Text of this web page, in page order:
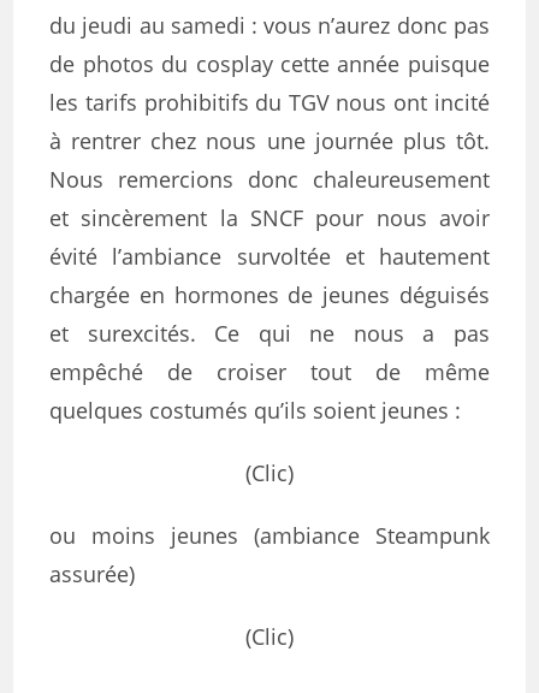
du jeudi au samedi : vous n’aurez donc pas
de photos du cosplay cette année puisque
les tarifs prohibitifs du TGV nous ont incité
à rentrer chez nous une journée plus tôt.
Nous remercions donc chaleureusement
et sincèrement la SNCF pour nous avoir
évité l’ambiance survoltée et hautement
chargée en hormones de jeunes déguisés
et surexcités. Ce qui ne nous a pas
empêché de croiser tout de même
quelques costumés qu’ils soient jeunes :
(Clic)
ou moins jeunes (ambiance Steampunk
assurée)
(Clic)